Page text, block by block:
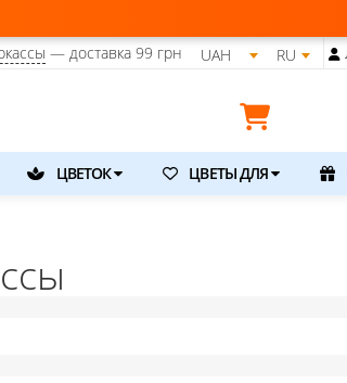
Только что
— доставка 99 грн UAH RU
ЦВЕТОК ЦВЕТЫ ДЛЯ